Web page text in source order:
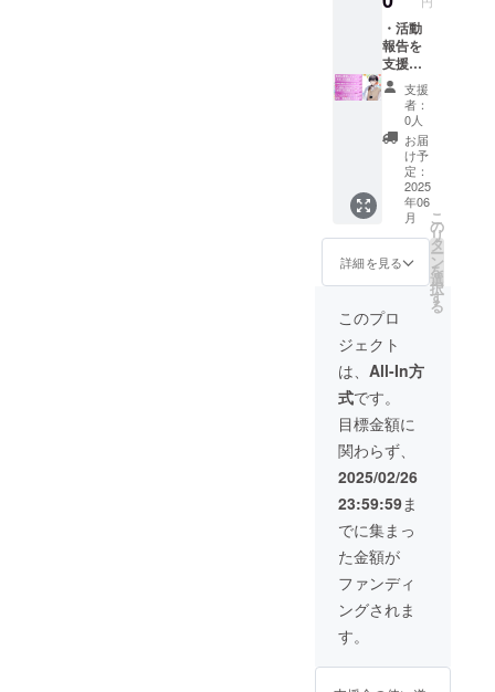
セージ
詳細 ・
収録時
間：1分
間 ・提
供方
法：
メール
にURL
を記載
いたし
ます 書
き下ろ
しタペ
スト
リー詳
細 ・商
品サイ
ズ：
730cm
×520c
m 5分通
話
+Discor
dフレン
ド詳細
・後日
メール
にて私
の
Discord
アカウ
ントへ
のご案
内と、
都合を
み) ・
【限
定】書
き下ろ
しタペ
スト
リー ・
5分通話
+Discor
dフレン
ド ・
【限
定】お
礼動画
メッ
セージ
(Full
Ver.) ・
リクエ
ストボ
イス
メッ
セージ
(30秒程
度) ※掲
載を希
望され
るお名
前を備
考欄に
ご入力
くださ
い ※ボ
イス
メッ
が決ま
・活動
報告を
支援者
限定で
公開 ・
動画の
最後に
クレ
ジット
(※公序
良俗に
反する
名前は
不可) ・
【限
定】お
礼動画
メッ
セージ
(前半の
み) ・
【限
定】書
き下ろ
しタペ
スト
リー ・
5分通話
+Discor
dフレン
ド ・
【限
定】お
礼動画
(Full
支援
者：
0人
お届
け予
定：
2025
年06
月
詳細を見る
こ
の
リ
タ
ー
ン
を
選
択
す
る
このプロ
ジェクト
は、 All-In方
式です。
目標金額に
関わらず、
2025/02/26
23:59:59ま
でに集まっ
た金額が
ファンディ
ングされま
す。